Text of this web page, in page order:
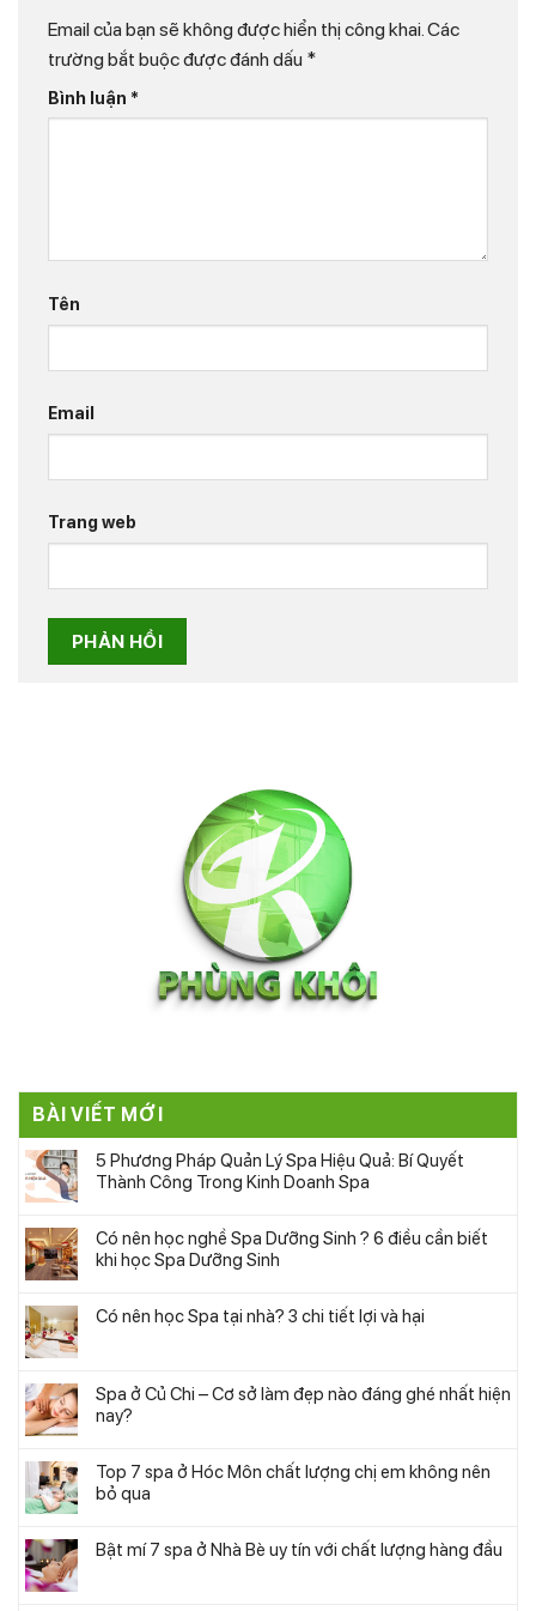
Email của bạn sẽ không được hiển thị công khai. Các
trường bắt buộc được đánh dấu *
Bình luận *
Tên
Email
Trang web
BÀI VIẾT MỚI
5 Phương Pháp Quản Lý Spa Hiệu Quả: Bí Quyết
Thành Công Trong Kinh Doanh Spa
Có nên học nghề Spa Dưỡng Sinh ? 6 điều cần biết
khi học Spa Dưỡng Sinh
Có nên học Spa tại nhà? 3 chi tiết lợi và hại
Spa ở Củ Chi – Cơ sở làm đẹp nào đáng ghé nhất hiện
nay?
Top 7 spa ở Hóc Môn chất lượng chị em không nên
bỏ qua
Bật mí 7 spa ở Nhà Bè uy tín với chất lượng hàng đầu